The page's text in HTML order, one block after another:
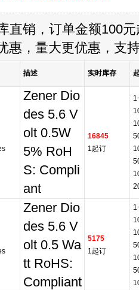
销，订单金额100元
惠，量大更优惠，支
描述 实时库存
Zener Dio
des 5.6 V
olt 0.5W
5% RoH
S: Compli
ant
16845
1起订
Zener Dio
des 5.6 V
olt 0.5 Wa
tt RoHS:
Compliant
5175
1起订